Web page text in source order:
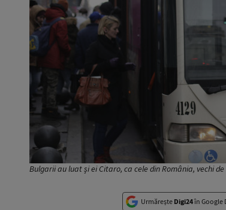
Bulgarii au luat și ei Citaro, ca cele din România, vechi
Urmărește Digi24în Google